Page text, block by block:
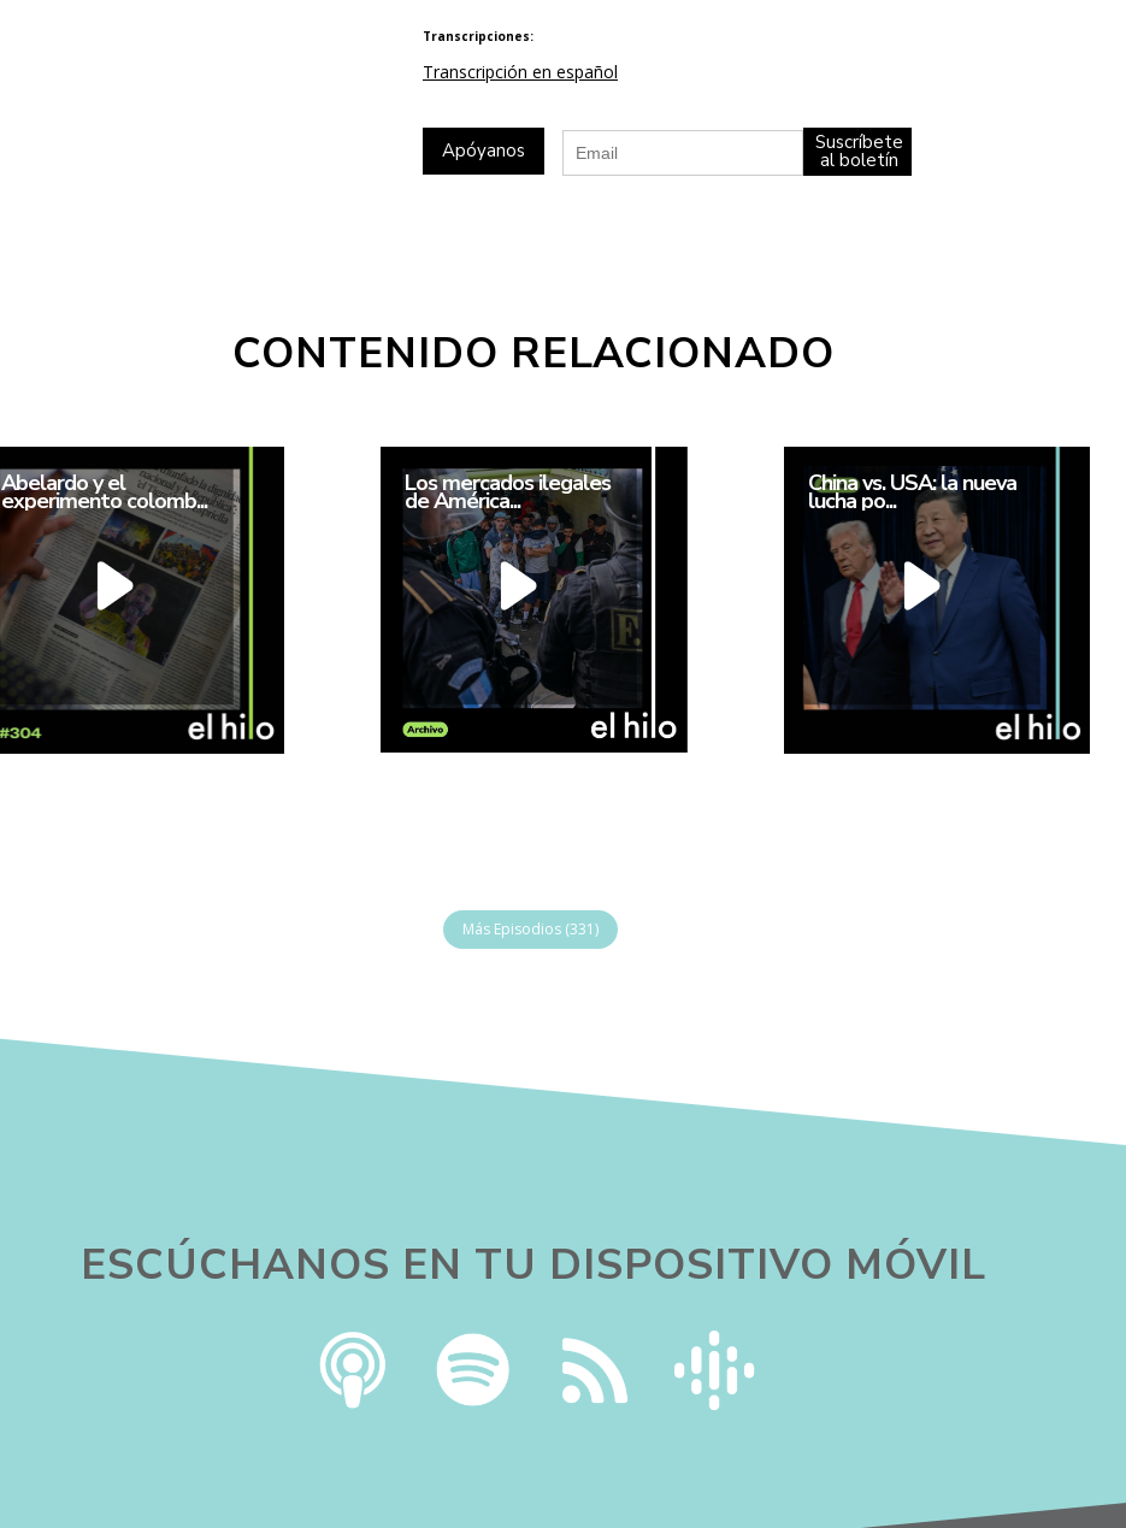
Transcripciones:
Transcripción en español
Apóyanos Suscríbete
al boletín
CONTENIDO RELACIONADO
Abelardo y el
experimento colomb...
Los mercados ilegales
de América...
China vs. USA: la nueva
lucha po...
Más Episodios (331)
ESCÚCHANOS EN TU DISPOSITIVO MÓVIL